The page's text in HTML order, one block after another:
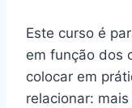
Este curso é
em função dos
colocar em
relacionar: